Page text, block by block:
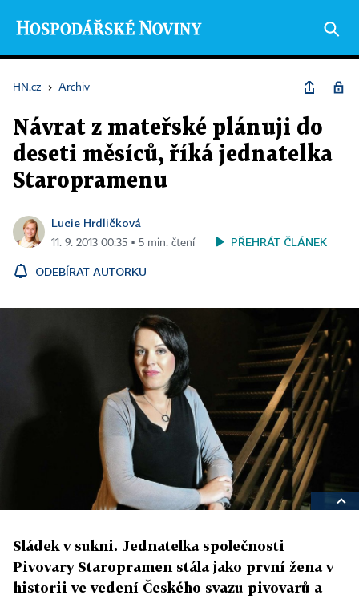
HN.cz › Archiv
Návrat z mateřské plánuji do
deseti měsíců, říká jednatelka
Staropramenu
Lucie Hrdličková
11. 9. 2013 00:35 ▪ 5 min. čtení PŘEHRÁT ČLÁNEK
ODEBÍRAT AUTORKU
Sládek v sukni. Jednatelka společnosti
Pivovary Staropramen stála jako první žena v
historii ve vedení Českého svazu pivovarů a